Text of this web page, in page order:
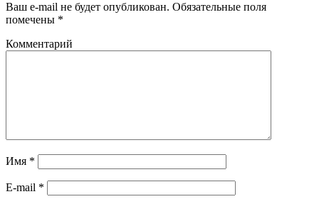
Ваш e-mail не будет опубликован. Обязательные поля
помечены *
Комментарий
Имя *
E-mail *